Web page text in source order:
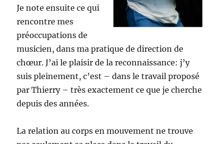
Je note ensuite ce qui
rencontre mes
préoccupations de
musicien, dans ma pratique de direction de
chœur. J’ai le plaisir de la reconnaissance: j’y
suis pleinement, c’est – dans le travail proposé
par Thierry – très exactement ce que je cherche
depuis des années.
La relation au corps en mouvement ne trouve